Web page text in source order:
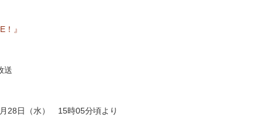
！』
送
28日（水） 15時05分頃より